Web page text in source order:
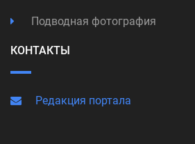
Подводная фотография
КОНТАКТЫ
Редакция портала